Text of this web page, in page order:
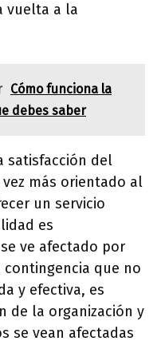
vuelta a la
Cómo funciona la
debes saber
satisfacción del
más orientado al
un servicio
es
ve afectado por
que no
y efectiva, es
de la organización y
se vean afectadas